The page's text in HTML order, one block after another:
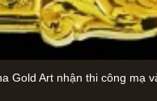
Gold Art nhận thi công mạ